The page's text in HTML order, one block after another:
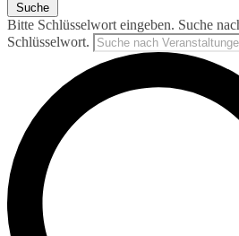
Suche
Bitte Schlüsselwort eingeben. Suche
Schlüsselwort.